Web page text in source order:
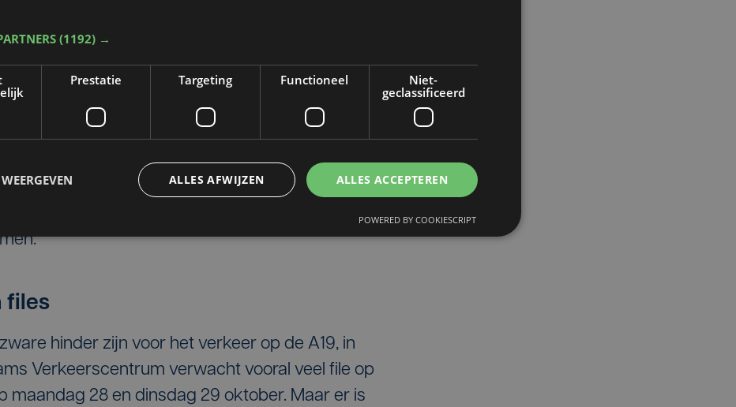
Ook hier geldt een snelheidsbeperking van
afgesloten
Menen (nr. 2 op A19) in de richting van
verkeer richting Kortrijk wordt omgeleid via het
(nr. 2a op A19). Hier neemt het verkeer de
rotonde terug om vervolgens de oprit
files
hinder zijn voor het verkeer op de A19, in
Verkeerscentrum verwacht vooral veel file op
maandag 28 en dinsdag 29 oktober. Maar er is
(1192) →
Prestatie Targeting Functioneel
Niet-
geclassificeerd
ALLES ACCEPTEREN
ALLES AFWIJZEN
POWERED BY COOKIESCRIPT